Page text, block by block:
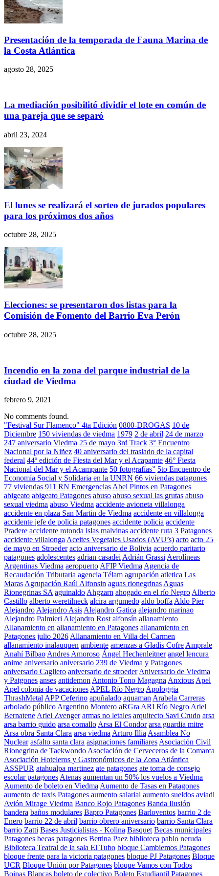
Presentación de la temporada de Fauna Marina de
la Costa Atlántica
agosto 28, 2025
La mediación posibilitó dividir el lote en común de
una pareja que se separó
abril 23, 2024
El lunes se realizará el sorteo de jurados populares
para los próximos dos años
octubre 28, 2025
Elecciones: se presentaron dos listas para la
Comisión de Fomento del Barrio Eva Perón
octubre 28, 2025
Incendio en la zona del parque industrial de la
ciudad de Viedma
febrero 9, 2021
No comments found.
"Festival Sur Flamenco" 4ta Edición 0800-DROGAS 10 de
Diciembre 150 viviendas de viedma 1979 2 de abril 24 de marzo
247 aniversario Viedma 25 de mayo 3rd Track 3° Encuentro
Nacional por la Niñez 40 aniversario del traslado de la capital
federal 44º edición de Fiesta del Mar y el Acapamte 46° Fiesta
Nacional del Mar y el Acampante 50 fotografías” 5to Encuentro de
Economía Social y Solidaria en la UNRN 66 viviendas patagones
77 viviendas 911 RN Emergencias Abel Pintos en Patagones
abigeato abigeato Patagones abuso abuso sexual las grutas abuso
sexual viedma abuso Viedma accidente avioneta villalonga
accidente en plaza San Martin de Viedma accidente en villalonga
accidente jefe de policia patagones accidente policia accidente
Pradere accidente rotonda islas malvinas accidente ruta 3 Patagones
accidente villalonga Aceites Vegetales Usados (AVU’s) acto acto 25
de mayo en Stroeder acto aniversario de Bolivia acuerdo paritario
patagones adolescentes adrian casadei Adrián Grassi Aerolíneas
Argentinas Viedma aeropuerto AFIP Viedma Agencia de
Recaudación Tributaria agencia Télam agrupación atletica Las
Maras Agrupación Raúl Alfonsin aguas rionegrinas Aguas
Rionegrinas SA aguinaldo Ahgzarn ahogado en el río Negro Alberto
Castillo alberto weretilneck alcira argumedo aldo boffa Aldo Pier
Alejandro Alejandro Asis Alejandro Gatica alejandro marinao
Alejandro Palmieri Alejandro Rost alfonsín allanamiento
Allanamiento en allanamiento en Patagones allanamiento en
Patagones julio 2026 Allanamiento en Villa del Carmen
allanamiento inalauquen ambiente amenzas a Gladis Cofre Amprale
Anahí Bilbao Andres Amoroso Ángel Hechenleitner angel lencura
anime aniversario aniversario 239 de Viedma y Patagones
aniversario Cagliero aniversario de stroeder Aniversario de Viedma
y Patgones anses antidemon Antonio Tono Magagna Anxious Apel
Apel colonia de vacaciones APEL Río Negro Apologgia
ThrashMetal APP Ceferino apuñalado aquaman Arabela Carreras
arbolado público Argentino Montero aRGra ARI Río Negro Ariel
Bernatene Ariel Zvenger armas no letales arquitecto Savi Crudo arsa
arsa barrio guido arsa comallo Arsa El Condor arsa guardia mitre
Arsa obra Santa Clara arsa viedma Arturo Illia Asamblea No
Nuclear asfalto santa clara asignaciones familiares Asociación Civil
Rionegrina de Taekwondo Asociación de Cerveceros de la Comarca
Asociación Hoteleros y Gastronómicos de la Zona Atlántica
ASSPUR atahualpa martinez ate patagones ate toma de consejo
escolar patagones Atenas aumentan un 50% los vuelos a Viedma
Aumento de boleto en Viedma Aumento de Tasas en Patagones
aumento de taxis Patagones aumento salarial aumento sueldos aviadi
Avión Mirage Viedma Banco Rojo Patagones Banda Ilusión
bandera baños modulares Bapro Patagones Barloventos barrio 2 de
Enero barrio 22 de abril barrio obrero aniversario barrio Santa Clara
barrio Zatti Bases Justicialistas - Kolina Basquet Becas municipales
Patagones becas patagones Bettina Paez biblioteca pablo neruda
Biblioteca Teatral de la sala El Tubo bloque Cambiemos Patagones
bloque frente para la victoria patagones bloque PJ Patagones Bloque
UCR Bloque Unión por Patagones bloque Vamos con Todos
Boinas Blancas boleto de colectivo Boleto Estudiantil Patagones